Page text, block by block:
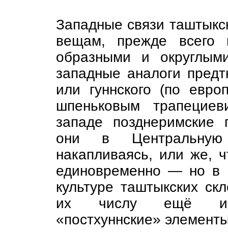
Западные связи
вещам, прежде
образными и
западные аналоги
или гуннского (по
шпеньковым
западе позднеримские
они в Центральную
накапливаясь, или же,
единовременно — но в
культуре таштыкских
их числу ещё и
«постхуннские»